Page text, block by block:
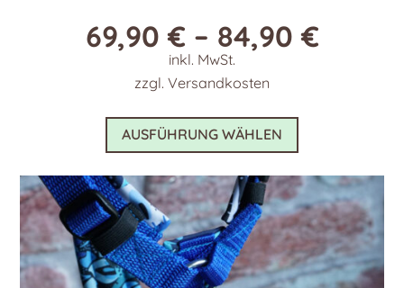
69,90€ – 84,90€
inkl. MwSt.
zzgl. Versandkosten
AUSFÜHRUNG WÄHLEN
Dieses
weist
mehrere
Varianten
auf.
Die
Optionen